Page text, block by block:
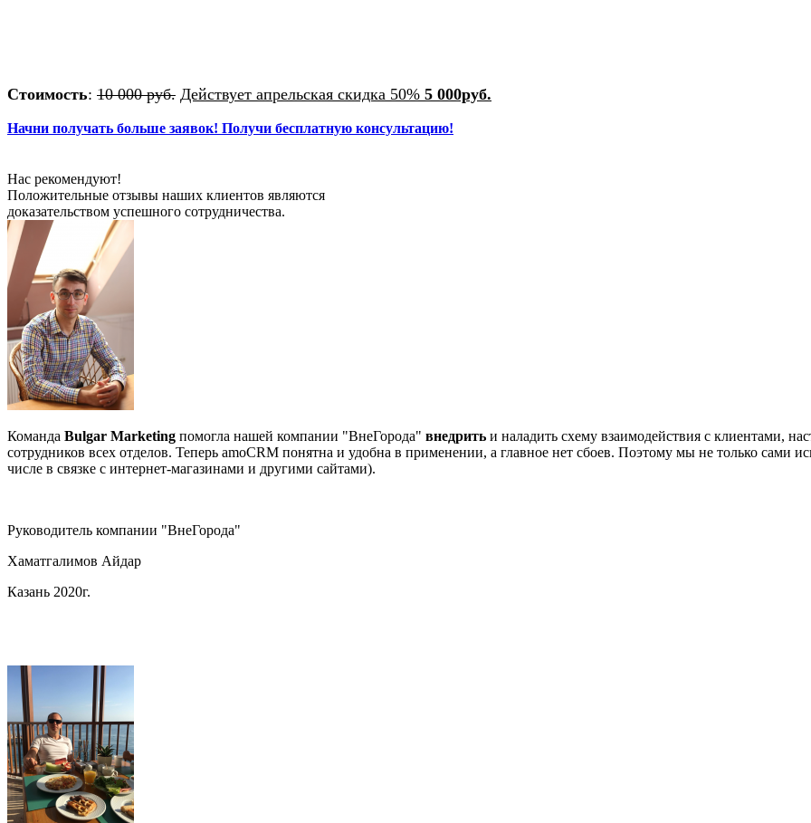
Стоимость: 10 000 руб. Действует апрельская скидка 50% 5 000руб.
Начни получать больше заявок! Получи бесплатную консультацию!
Нас рекомендуют!
Положительные отзывы наших клиентов являются
доказательством успешного сотрудничества.
Команда Bulgar Marketing помогла нашей компании "ВнеГорода" внедрить и наладить схему взаимодействия с клиентами,
сотрудников всех отделов. Теперь amoCRM понятна и удобна в применении, а главное нет сбоев. Поэтому мы не только
числе в связке с интернет-магазинами и другими сайтами).
Руководитель компании "ВнеГорода"
Хаматгалимов Айдар
Казань 2020г.